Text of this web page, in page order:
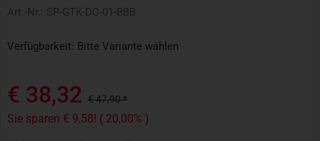
Art.-Nr.: SP-GTK-DC-01-BBB
Verfügbarkeit: Bitte Variante wählen
€ 38,32 € 47,90 *
Sie sparen € 9,58! ( 20,00% )